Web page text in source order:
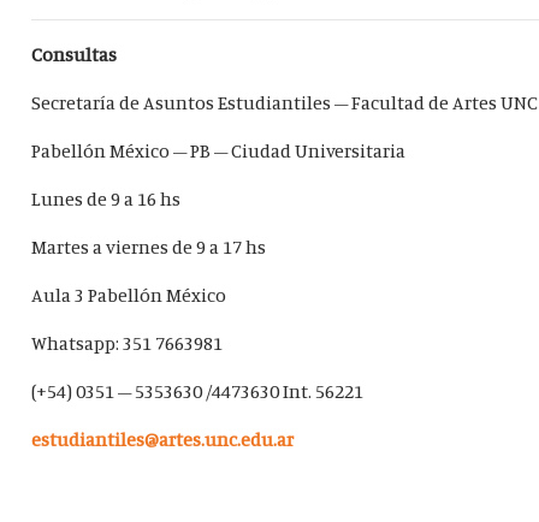
Consultas
Secretaría de Asuntos Estudiantiles – Facultad de Artes
Pabellón México – PB – Ciudad Universitaria
Lunes de 9 a 16 hs
Martes a viernes de 9 a 17 hs
Aula 3 Pabellón México
Whatsapp: 351 7663981
(+54) 0351 – 5353630 /4473630 Int. 56221
estudiantiles@artes.unc.edu.ar